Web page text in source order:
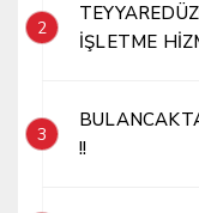
2
İŞLETME
3
!!